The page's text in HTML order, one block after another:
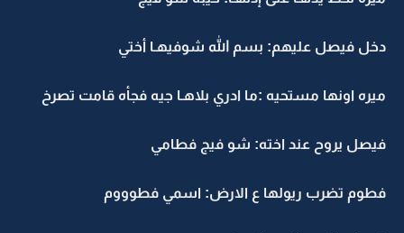
دخل فيصل عليهم: بسم الله شوفيهـا أختي
ميره اونها مستحيه :ما ادري بلاهـا جيه فجأه قامت تصرخ
فيصل يروح عند اخته: شو فيج فطامي
فطوم تضرب ريولها ع الارض: اسمي فطوووم